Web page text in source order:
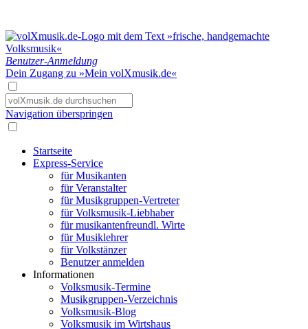
Benutzer-Anmeldung
Dein Zugang zu »Mein volXmusik.de«
Navigation überspringen
Startseite
Express-Service
für Musikanten
für Veranstalter
für Musikgruppen-Vertreter
für Volksmusik-Liebhaber
für musikantenfreundl. Wirte
für Musiklehrer
für Volkstänzer
Benutzer anmelden
Informationen
Volksmusik-Termine
Musikgruppen-Verzeichnis
Volksmusik-Blog
Volksmusik im Wirtshaus